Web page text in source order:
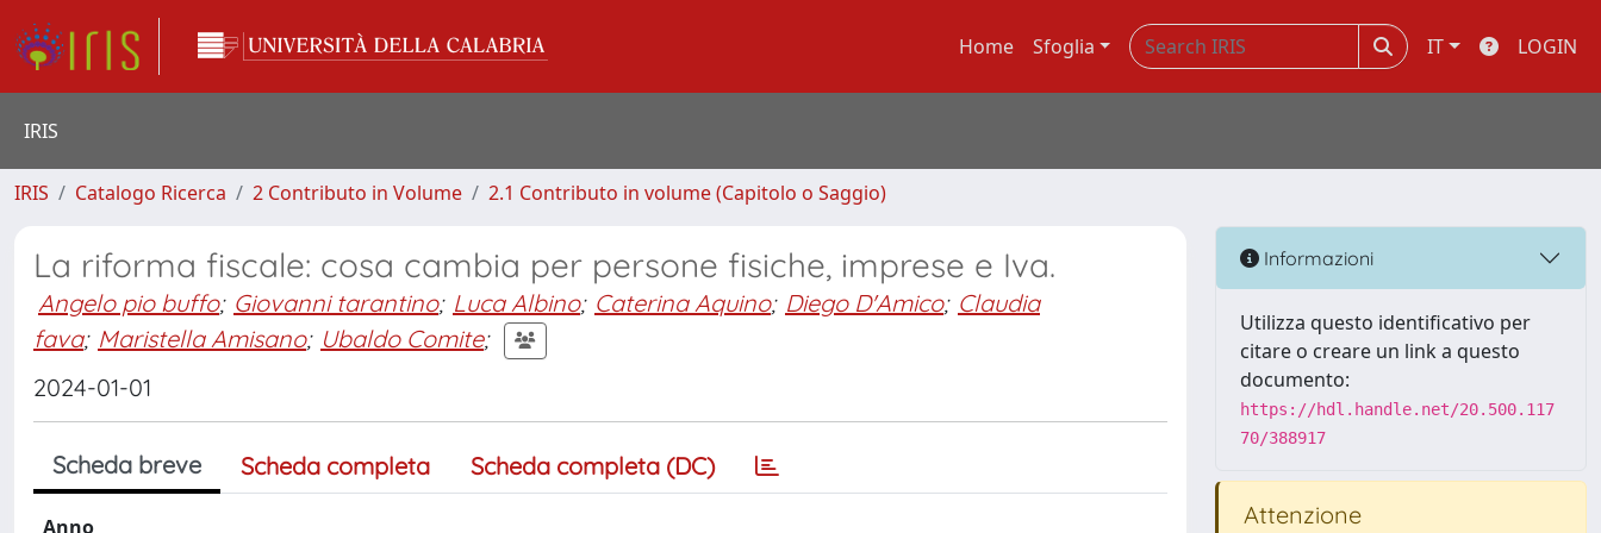
Home Sfoglia IT LOGIN
IRIS
IRIS Catalogo Ricerca 2 Contributo in Volume 2.1 Contributo in volume (Capitolo o Saggio)
La riforma fiscale: cosa cambia per persone fisiche, imprese e Iva.
Angelo pio buffo; Giovanni tarantino; Luca Albino; Caterina Aquino; Diego D'Amico; Claudia
fava; Maristella Amisano; Ubaldo Comite;
2024-01-01
Scheda breve Scheda completa Scheda completa (DC)
Anno
Informazioni
Utilizza questo identificativo per
citare o creare un link a questo
documento:
https://hdl.handle.net/20.500.117
70/388917
Attenzione